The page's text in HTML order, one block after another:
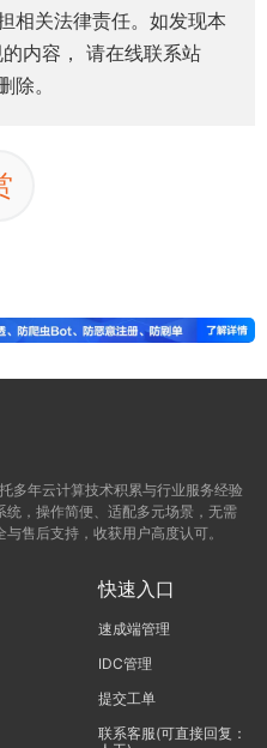
相关法律责任。如发现本
内容， 请在线联系站
除。
年云计算技术积累与行业服务经验
，操作简便、适配多元场景，无需
售后支持，收获用户高度认可。
快速入口
速成端管理
IDC管理
提交工单
联系客服(可直接回复：